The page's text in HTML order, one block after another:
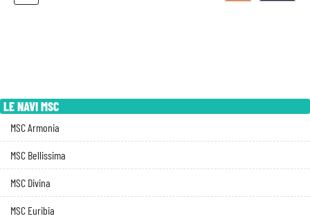
LE NAVI MSC
MSC Armonia
MSC Bellissima
MSC Divina
MSC Euribia